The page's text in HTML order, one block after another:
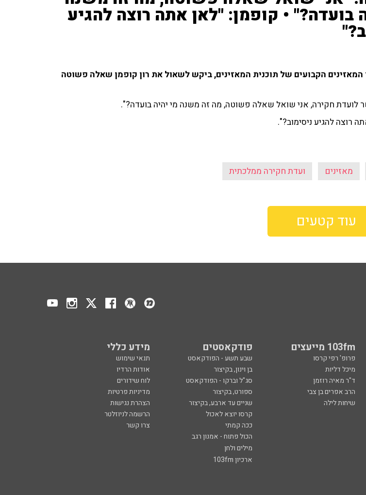
בועדה?" • קופמן: "לאן אתה רוצה להגיע
המאזינים הקבועים של תוכנית המאזינים, ביקש לשאול את רון קופמן שאלה פשוטה
לועדת חקירה, אני שואל שאלה פשוטה, מה זה משנה מי יהיה בועדה?".
רוצה להגיע ניסימוב?".
מאזינים ועדת חקירה ממלכתית
עוד קטעים
103fm מייעצים פודקאסטים מידע כללי
פרופ' רפי קרסו שבע תשע - הפודקאסט
תנאי שימוש
מיכל דליות בן וינון, בקיצור
אודות הרדיו
ד"ר מאיה רוזמן סג"ל וברקו - הפודקאסט
לוח שידורים
הרב אפרים בן צבי ספורט, בקיצור
מדיניות פרטיות
שיחות לילה שניים עד ארבע, בקיצור
הצהרת נגישות
קרסו יוצא לאכול
הרשמה לניוזלטר
ככה קמתי
צרו קשר
הכול פתוח - אמנון רגב
מילים ולחן
ארכיון 103fm